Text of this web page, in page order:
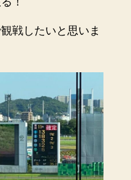
戦したいと思いま